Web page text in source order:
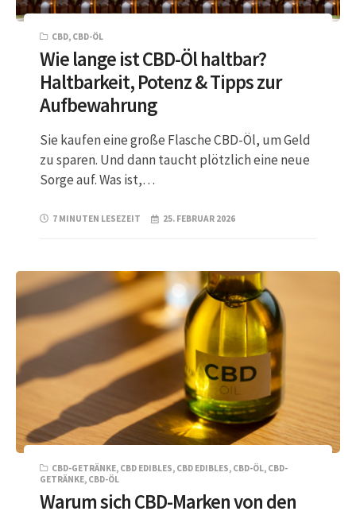
CBD, CBD-ÖL
Wie lange ist CBD-Öl haltbar?
Haltbarkeit, Potenz & Tipps zur
Aufbewahrung
Sie kaufen eine große Flasche CBD-Öl, um Geld
zu sparen. Und dann taucht plötzlich eine neue
Sorge auf. Was ist,…
7 MINUTEN LESEZEIT 25. FEBRUAR 2026
CBD-GETRÄNKE, CBD EDIBLES, CBD EDIBLES, CBD-ÖL, CBD-
GETRÄNKE, CBD-ÖL
Warum sich CBD-Marken von den